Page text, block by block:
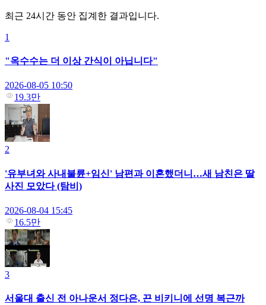
최근 24시간 동안 집계한 결과입니다.
1
"옥수수는 더 이상 간식이 아닙니다"
2026-08-05 10:50
19.3만
2
'유부녀와 사내불륜+임신' 남편과 이혼했더니…새 남친은 딸
사진 모았다 (탐비)
2026-08-04 15:45
16.5만
3
서울대 출신 전 아나운서 정다은, 끈 비키니에 선명 복근까